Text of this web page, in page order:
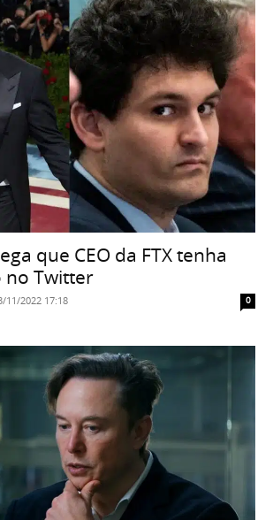
que CEO da FTX tenha
no Twitter
11/2022 17:18 0